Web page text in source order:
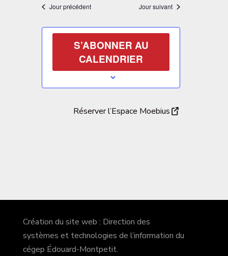
Jour précédent Jour suivant
S’ABONNER AU
CALENDRIER
Réserver l’Espace Moebius
Création du site web : Direction des
systèmes et technologies de l’information du
cégep Édouard-Montpetit.